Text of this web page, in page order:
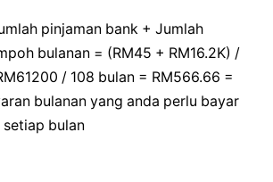
pinjaman bank + Jumlah
bulanan = (RM45 + RM16.2K) /
/ 108 bulan = RM566.66 =
bulanan yang anda perlu bayar
bulan